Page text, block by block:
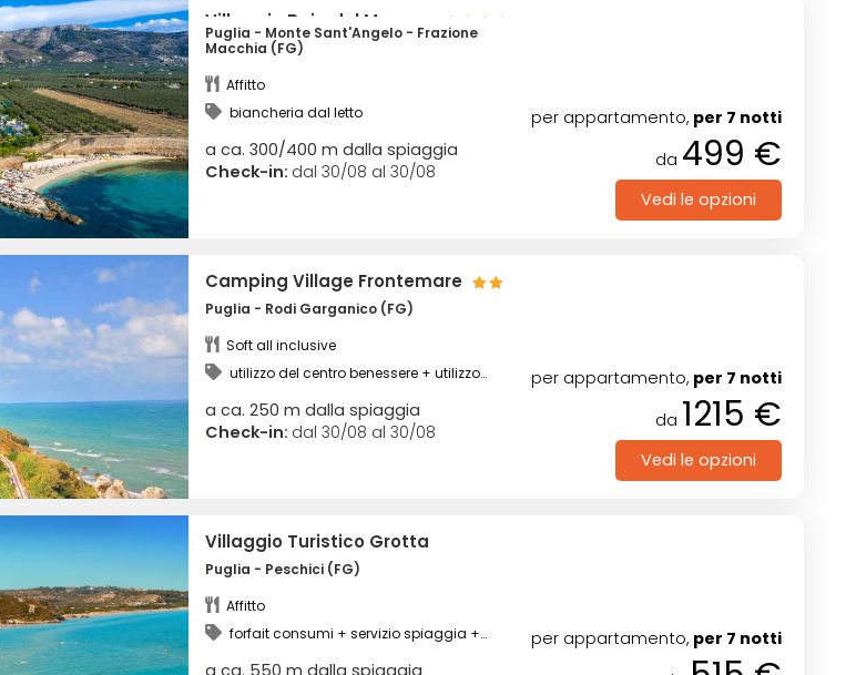
Villaggio Baia del Monaco
Puglia - Monte Sant'Angelo - Frazione
Macchia (FG)
Affitto
biancheria dal letto
a ca. 300/400 m dalla spiaggia
Check-in: dal 30/08 al 30/08
per appartamento, per 7 notti
da 499 €
Vedi le opzioni
Camping Village Frontemare
Puglia - Rodi Garganico (FG)
Soft all inclusive
utilizzo del centro benessere + utilizzo
a ca. 250 m dalla spiaggia
Check-in: dal 30/08 al 30/08
per appartamento, per 7 notti
da 1215 €
Vedi le opzioni
Villaggio Turistico Grotta
dell'Acqua
Puglia - Peschici (FG)
Affitto
forfait consumi + servizio spiaggia +
a ca. 550 m dalla spiaggia
per appartamento, per 7 notti